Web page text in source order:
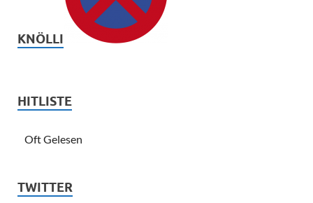
KNÖLLI
HITLISTE
Oft Gelesen
TWITTER